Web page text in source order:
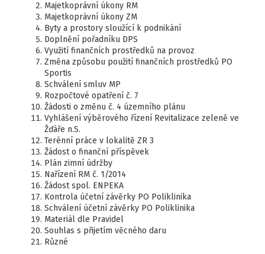
Majetkoprávní úkony RM
Majetkoprávní úkony ZM
Byty a prostory sloužící k podnikání
Doplnění pořadníku DPS
Využití finančních prostředků na provoz
Změna způsobu použití finančních prostředků PO
Sportis
Schválení smluv MP
Rozpočtové opatření č. 7
Žádosti o změnu č. 4 územního plánu
Vyhlášení výběrového řízení Revitalizace zeleně ve
Žďáře n.S.
Terénní práce v lokalitě ZR 3
Žádost o finanční příspěvek
Plán zimní údržby
Nařízení RM č. 1/2014
Žádost spol. ENPEKA
Kontrola účetní závěrky PO Poliklinika
Schválení účetní závěrky PO Poliklinika
Materiál dle Pravidel
Souhlas s přijetím věcného daru
Různé